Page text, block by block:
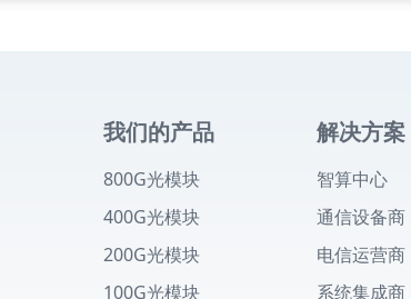
我们的产品
800G光模块
400G光模块
200G光模块
100G光模块
解决方案
智算中心
通信设备商
电信运营商
系统集成商